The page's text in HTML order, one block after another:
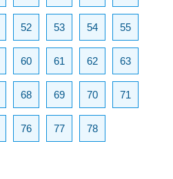
52 53 54 55
60 61 62 63
68 69 70 71
76 77 78